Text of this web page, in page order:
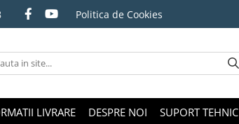
Politica de Cookies
LIVRARE DESPRE NOI SUPORT TEHNIC